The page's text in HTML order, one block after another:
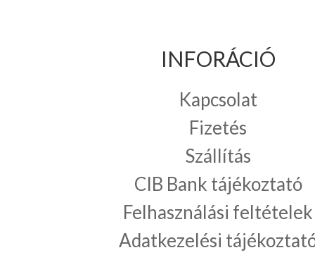
INFORÁCIÓ
Kapcsolat
Fizetés
Szállítás
CIB Bank tájékoztató
Felhasználási feltételek
Adatkezelési